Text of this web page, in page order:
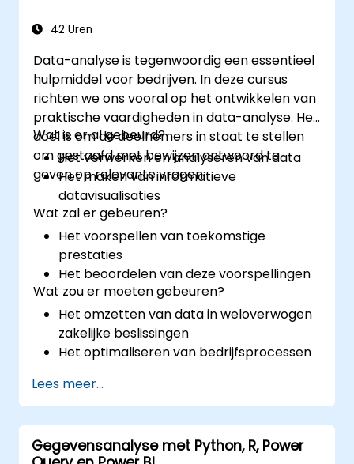
42 Uren
Data-analyse is tegenwoordig een essentieel
hulpmiddel voor bedrijven. In deze cursus
richten we ons vooral op het ontwikkelen van
praktische vaardigheden in data-analyse. Het
doel is om de deelnemers in staat te stellen
om gestaafd met bewijzen antwoord te
geven op relevante vragen:
Wat is er al gebeurd?
Het verwerken en analyseren van data
Het maken van informatieve
datavisualisaties
Wat zal er gebeuren?
Het voorspellen van toekomstige
prestaties
Het beoordelen van deze voorspellingen
Wat zou er moeten gebeuren?
Het omzetten van data in weloverwogen
zakelijke beslissingen
Het optimaliseren van bedrijfsprocessen
Lees meer...
Gegevensanalyse met Python, R, Power